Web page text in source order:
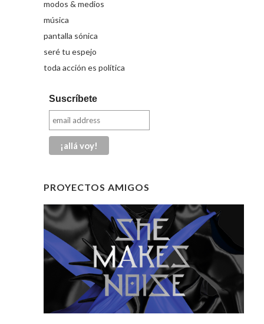
modos & medios
música
pantalla sónica
seré tu espejo
toda acción es política
Suscríbete
PROYECTOS AMIGOS